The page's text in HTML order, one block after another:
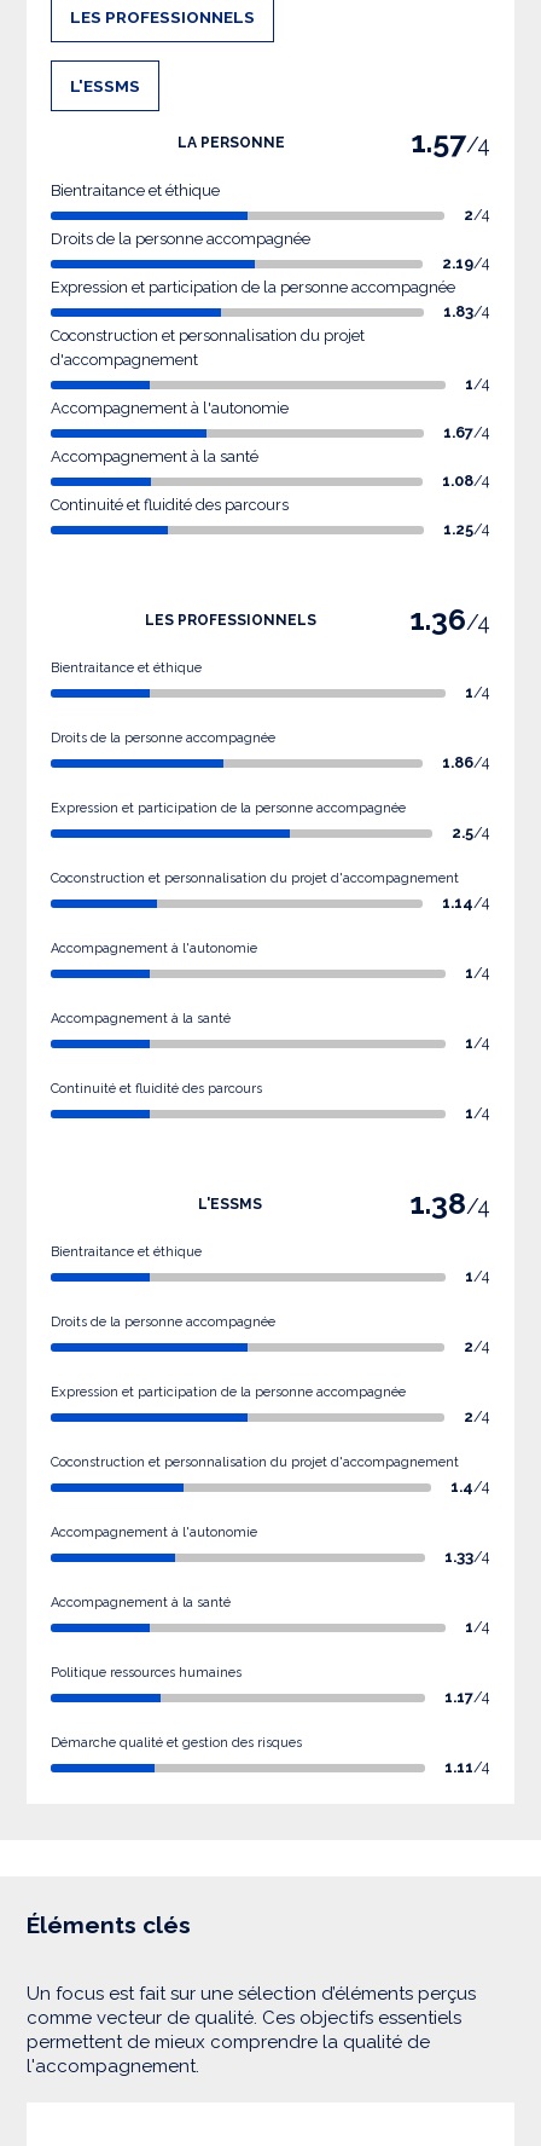
LES PROFESSIONNELS
L'ESSMS
LA PERSONNE 1.57/4
Bientraitance et éthique
2/4
Droits de la personne accompagnée
2.19/4
Expression et participation de la personne accompagnée
1.83/4
Coconstruction et personnalisation du projet
d'accompagnement
1/4
Accompagnement à l'autonomie
1.67/4
Accompagnement à la santé
1.08/4
Continuité et fluidité des parcours
1.25/4
LES PROFESSIONNELS 1.36/4
Bientraitance et éthique
1/4
Droits de la personne accompagnée
1.86/4
Expression et participation de la personne accompagnée
2.5/4
Coconstruction et personnalisation du projet d'accompagnement
1.14/4
Accompagnement à l'autonomie
1/4
Accompagnement à la santé
1/4
Continuité et fluidité des parcours
1/4
L'ESSMS 1.38/4
Bientraitance et éthique
1/4
Droits de la personne accompagnée
2/4
Expression et participation de la personne accompagnée
2/4
Coconstruction et personnalisation du projet d'accompagnement
1.4/4
Accompagnement à l'autonomie
1.33/4
Accompagnement à la santé
1/4
Politique ressources humaines
1.17/4
Démarche qualité et gestion des risques
1.11/4
Éléments clés
Un focus est fait sur une sélection d’éléments perçus
comme vecteur de qualité. Ces objectifs essentiels
permettent de mieux comprendre la qualité de
l'accompagnement.